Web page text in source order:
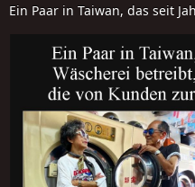
Ein Paar in Taiwan, das seit